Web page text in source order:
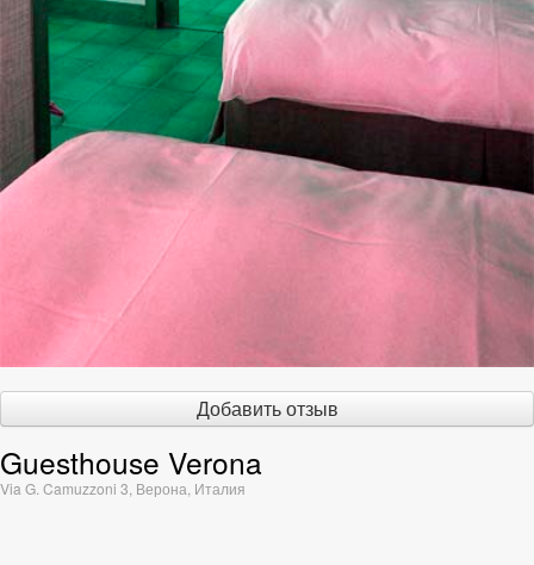
Добавить отзыв
Guesthouse Verona
Via G. Camuzzoni 3 Верона Италия